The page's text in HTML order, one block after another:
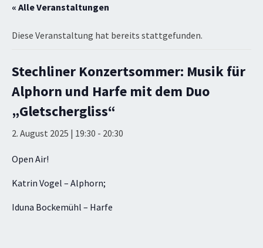
« Alle Veranstaltungen
Diese Veranstaltung hat bereits stattgefunden.
Stechliner Konzertsommer: Musik für
Alphorn und Harfe mit dem Duo
„Gletschergliss“
2. August 2025 | 19:30 - 20:30
Open Air!
Katrin Vogel – Alphorn;
Iduna Bockemühl – Harfe